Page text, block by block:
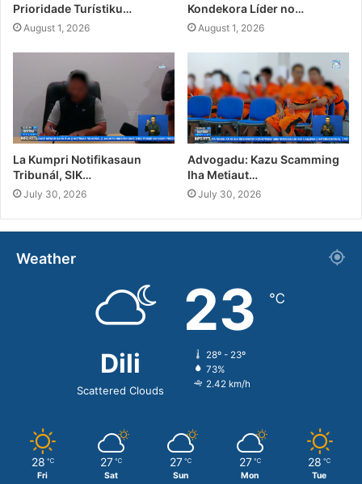
Prioridade Turístiku…
August 1, 2026
Kondekora Líder no…
August 1, 2026
La Kumpri Notifikasaun
Tribunál, SIK…
July 30, 2026
Advogadu: Kazu Scamming
Iha Metiaut…
July 30, 2026
Weather
Dili
Scattered Clouds
23 ℃
28º - 23º
73%
2.42 km/h
28 ℃
Fri
27 ℃
Sat
27 ℃
Sun
27 ℃
Mon
28 ℃
Tue